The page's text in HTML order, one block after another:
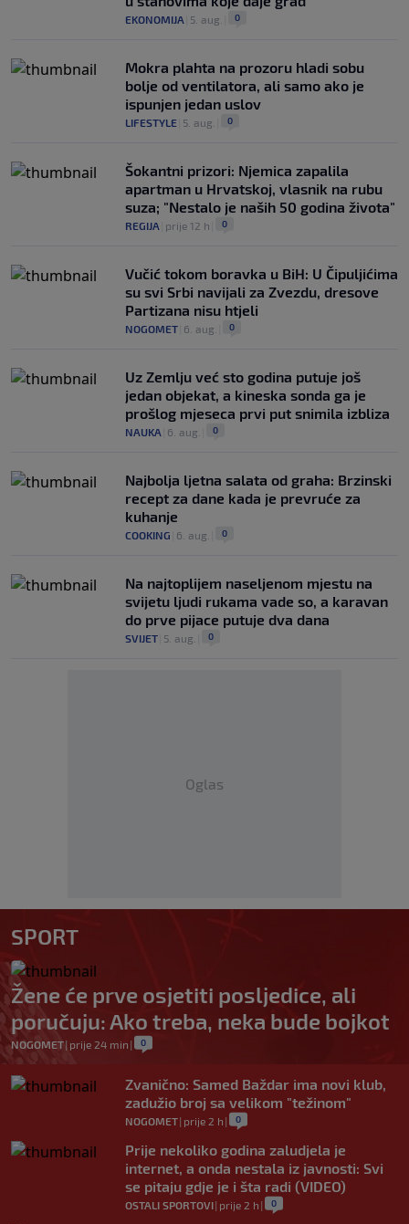
EKONOMIJA 5. aug. 0
Mokra plahta na prozoru hladi sobu
bolje od ventilatora, ali samo ako je
ispunjen jedan uslov
LIFESTYLE 5. aug. 0
Šokantni prizori: Njemica zapalila
apartman u Hrvatskoj, vlasnik na rubu
suza; "Nestalo je naših 50 godina života"
REGIJA prije 12 h 0
Vučić tokom boravka u BiH: U Čipuljićima
su svi Srbi navijali za Zvezdu, dresove
Partizana nisu htjeli
NOGOMET 6. aug. 0
Uz Zemlju već sto godina putuje još
jedan objekat, a kineska sonda ga je
prošlog mjeseca prvi put snimila izbliza
NAUKA 6. aug. 0
Najbolja ljetna salata od graha: Brzinski
recept za dane kada je prevruće za
kuhanje
COOKING 6. aug. 0
Na najtoplijem naseljenom mjestu na
svijetu ljudi rukama vade so, a karavan
do prve pijace putuje dva dana
SVIJET 5. aug. 0
Oglas
SPORT
Žene će prve osjetiti posljedice, ali
poručuju: Ako treba, neka bude bojkot
NOGOMET| prije 24 min | 0
Zvanično: Samed Baždar ima novi klub,
zadužio broj sa velikom "težinom"
NOGOMET| prije 2 h | 0
Prije nekoliko godina zaludjela je
internet, a onda nestala iz javnosti: Svi
se pitaju gdje je i šta radi (VIDEO)
OSTALI SPORTOVI| prije 2 h | 0